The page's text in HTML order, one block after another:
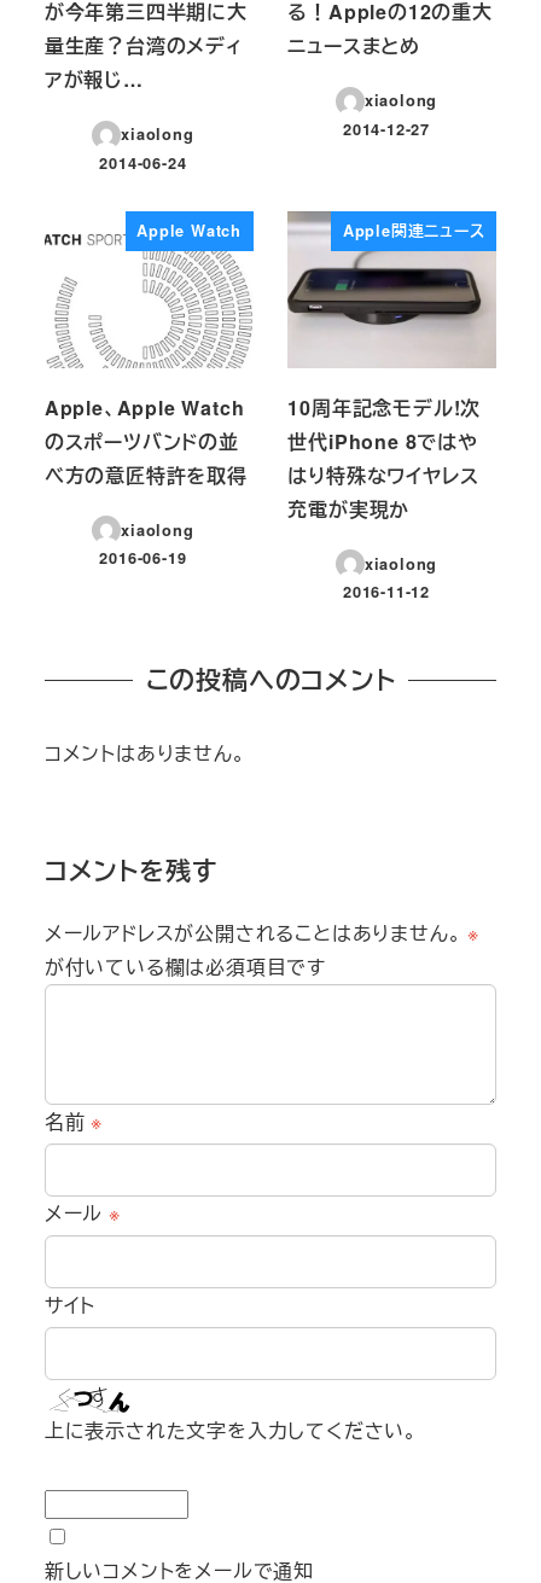
が今年第三四半期に大
量生産？台湾のメディ
アが報じ…
xiaolong
投稿日
2014-06-24
る！Appleの12の重大
ニュースまとめ
xiaolong
投稿日
2014-12-27
Apple Watch
Apple、Apple Watch
のスポーツバンドの並
べ方の意匠特許を取得
xiaolong
投稿日
2016-06-19
Apple関連ニュース
10周年記念モデル!次
世代iPhone 8ではや
はり特殊なワイヤレス
充電が実現か
xiaolong
投稿日
2016-11-12
この投稿へのコメント
コメントはありません。
コメントを残す
メールアドレスが公開されることはありません。 ※
が付いている欄は必須項目です
名前※
メール ※
サイト
上に表示された文字を入力してください。
新しいコメントをメールで通知